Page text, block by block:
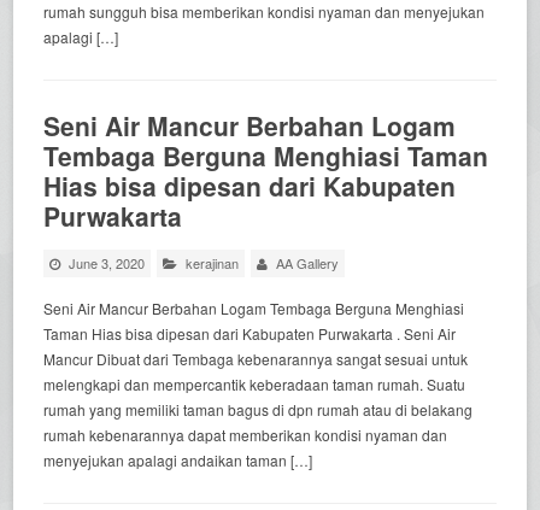
rumah sungguh bisa memberikan kondisi nyaman dan menyejukan
apalagi […]
Seni Air Mancur Berbahan Logam
Tembaga Berguna Menghiasi Taman
Hias bisa dipesan dari Kabupaten
Purwakarta
June 3, 2020 kerajinan AA Gallery
Seni Air Mancur Berbahan Logam Tembaga Berguna Menghiasi
Taman Hias bisa dipesan dari Kabupaten Purwakarta . Seni Air
Mancur Dibuat dari Tembaga kebenarannya sangat sesuai untuk
melengkapi dan mempercantik keberadaan taman rumah. Suatu
rumah yang memiliki taman bagus di dpn rumah atau di belakang
rumah kebenarannya dapat memberikan kondisi nyaman dan
menyejukan apalagi andaikan taman […]